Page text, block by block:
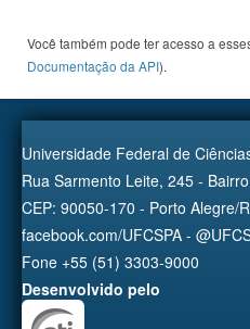
Você também pode ter acesso a
Documentação da API).
Universidade Federal de
Rua Sarmento Leite, 245 -
CEP: 90050-170 - Porto Alegre/
facebook.com/UFCSPA -
Fone +55 (51) 3303-9000
Desenvolvido pelo